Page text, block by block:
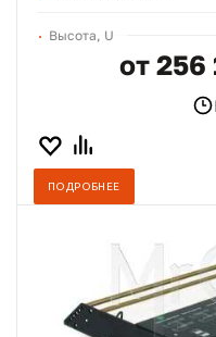
Высота, U
от 256
ПОДРОБНЕЕ